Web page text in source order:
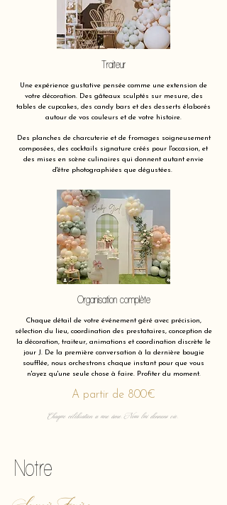
Traiteur
Une expérience gustative pensée comme une extension de
votre décoration. Des gâteaux sculptés sur mesure, des
tables de cupcakes, des candy bars et des desserts élaborés
autour de vos couleurs et de votre histoire.
Des planches de charcuterie et de fromages soigneusement
composées, des cocktails signature créés pour l'occasion, et
des mises en scène culinaires qui donnent autant envie
d'être photographiées que dégustées.
Organisation complète
Chaque détail de votre événement géré avec précision,
sélection du lieu, coordination des prestataires, conception de
la décoration, traiteur, animations et coordination discrète le
jour J. De la première conversation à la dernière bougie
soufflée, nous orchestrons chaque instant pour que vous
n'ayez qu'une seule chose à faire. Profiter du moment.
A partir de 800€
Chaque célébration a une âme. Nous lui donnons vie.
Notre